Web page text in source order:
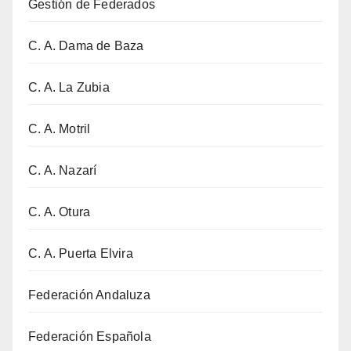
Gestión de Federados
C. A. Dama de Baza
C. A. La Zubia
C. A. Motril
C. A. Nazarí
C. A. Otura
C. A. Puerta Elvira
Federación Andaluza
Federación Española